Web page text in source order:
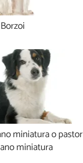
Borzoi
miniatura o pastor
miniatura